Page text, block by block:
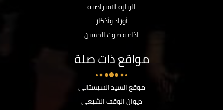
الزيارة الافتراضية
أوراد وأذكار
اذاعة صوت الحسين
مواقع ذات صلة
موقع السيد السيستاني
ديوان الوقف الشيعي